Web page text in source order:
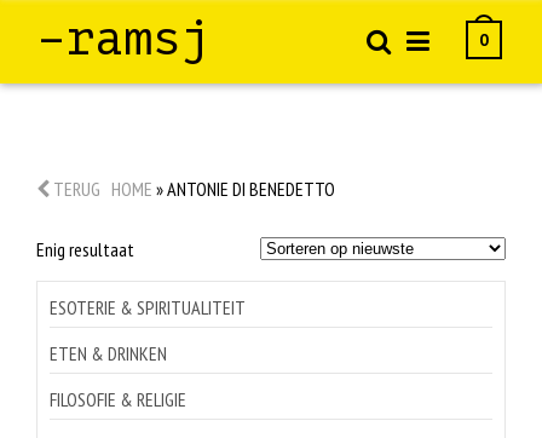
–ramsj 0
TERUG HOME »ANTONIE DI BENEDETTO
Enig resultaat
ESOTERIE & SPIRITUALITEIT
ETEN & DRINKEN
FILOSOFIE & RELIGIE